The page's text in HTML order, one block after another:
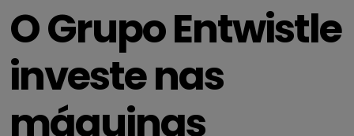
O Grupo Entwistle
investe nas
máquinas